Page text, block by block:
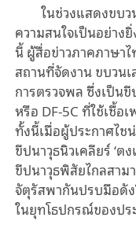
ในช่วงแสดงขบ
ความสนใจเป็นอย่าง
นี้ ผู้สื่อข่าวภาคภาษาไ
สถานที่จัดงาน ขบวน
การตรวจพล ซึ่งเป็นขี
หรือ DF-5C ที่ใช้เชื้อ
ทั้งนี้เมื่อผู้ประกาศไช
ขีปนาวุธนิวเคลียร์ ‘ต
ขีปนาวุธพิสัยไกลสา
จัตุรัสพากันปรบมือดั
ในยุทโธปกรณ์ของป